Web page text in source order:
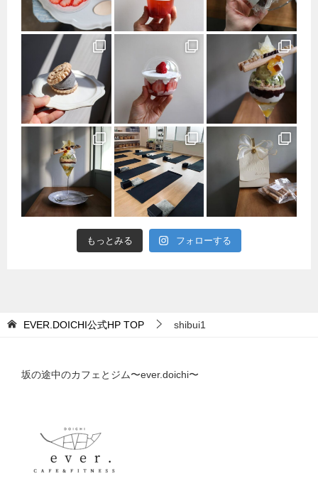
もっとみる フォローする
EVER.DOICHI公式HP TOP shibui1
坂の途中のカフェとジム〜ever.doichi〜